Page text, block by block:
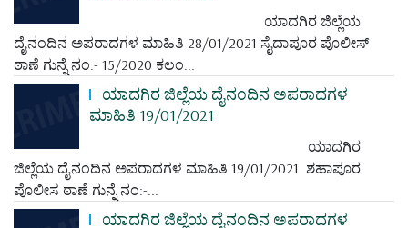
ಯಾದಗಿರ ಜಿಲ್ಲೆಯ
ದೈನಂದಿನ ಅಪರಾದಗಳ ಮಾಹಿತಿ 28/01/2021 ಸೈದಾಪೂರ ಪೊಲೀಸ್
ಠಾಣೆ ಗುನ್ನೆ ನಂ:- 15/2020 ಕಲಂ...
ಯಾದಗಿರ ಜಿಲ್ಲೆಯ ದೈನಂದಿನ ಅಪರಾದಗಳ
ಮಾಹಿತಿ 19/01/2021
ಯಾದಗಿರ
ಜಿಲ್ಲೆಯ ದೈನಂದಿನ ಅಪರಾದಗಳ ಮಾಹಿತಿ 19/01/2021 ಶಹಾಪೂರ
ಪೊಲೀಸ ಠಾಣೆ ಗುನ್ನೆ ನಂ:-...
ಯಾದಗಿರ ಜಿಲ್ಲೆಯ ದೈನಂದಿನ ಅಪರಾದಗಳ